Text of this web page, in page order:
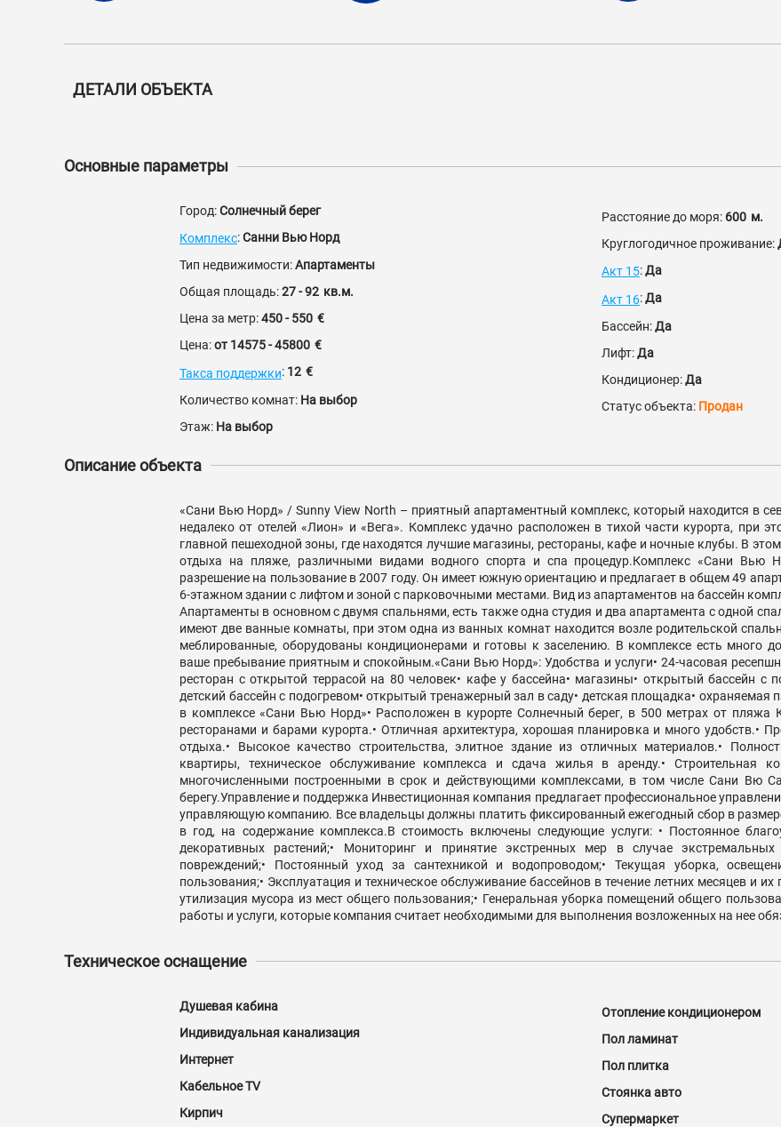
ДЕТАЛИ ОБЪЕКТА
Основные параметры
Город:Солнечный берег
Комплекс:Санни Вью Норд
Тип недвижимости:Апартаменты
Общая площадь:27 - 92 кв.м.
Цена за метр:450 - 550 €
Цена:от 14575 - 45800 €
Такса поддержки: 12 €
Количество комнат: На выбор
Этаж: На выбор
Расстояние до моря: 600 м.
Круглогодичное проживание:
Акт 15:Да
Акт 16:Да
Бассейн:Да
Лифт:Да
Кондиционер:Да
Статус объекта: Продан
Описание объекта
«Сани Вью Норд» / Sunny View North – приятный апартаментный комплекс, который находится в
недалеко от отелей «Лион» и «Вега». Комплекс удачно расположен в тихой части курорта, при
главной пешеходной зоны, где находятся лучшие магазины, рестораны, кафе и ночные клубы. В
отдыха на пляже, различными видами водного спорта и спа процедур.Комплекс «Сани Вью
разрешение на пользование в 2007 году. Он имеет южную ориентацию и предлагает в общем 49
6-этажном здании с лифтом и зоной с парковочными местами. Вид из апартаментов на бассейн
Апартаменты в основном с двумя спальнями, есть также одна студия и два апартамента с одной
имеют две ванные комнаты, при этом одна из ванных комнат находится возле родительской
меблированные, оборудованы кондиционерами и готовы к заселению. В комплексе есть много
ваше пребывание приятным и спокойным.«Сани Вью Норд»: Удобства и услуги• 24-часовая ресепшн
ресторан с открытой террасой на 80 человек• кафе у бассейна• магазины• открытый бассейн с
детский бассейн с подогревом• открытый тренажерный зал в саду• детская площадка• охраняемая
в комплексе «Сани Вью Норд»• Расположен в курорте Солнечный берег, в 500 метрах от
ресторанами и барами курорта.• Отличная архитектура, хорошая планировка и много удобств.•
отдыха.• Высокое качество строительства, элитное здание из отличных материалов.•
квартиры, техническое обслуживание комплекса и сдача жилья в аренду.• Строительная
многочисленными построенными в срок и действующими комплексами, в том числе Сани Вю
берегу.Управление и поддержка Инвестиционная компания предлагает профессиональное
управляющую компанию. Все владельцы должны платить фиксированный ежегодный сбор в
в год, на содержание комплекса.В стоимость включены следующие услуги: • Постоянное
декоративных растений;• Мониторинг и принятие экстренных мер в случае
повреждений;• Постоянный уход за сантехникой и водопроводом;• Текущая уборка,
пользования;• Эксплуатация и техническое обслуживание бассейнов в течение летних месяцев и
утилизация мусора из мест общего пользования;• Генеральная уборка помещений общего
работы и услуги, которые компания считает необходимыми для выполнения возложенных на нее
Техническое оснащение
Душевая кабина
Индивидуальная канализация
Интернет
Кабельное TV
Кирпич
Отопление кондиционером
Пол ламинат
Пол плитка
Стоянка авто
Супермаркет